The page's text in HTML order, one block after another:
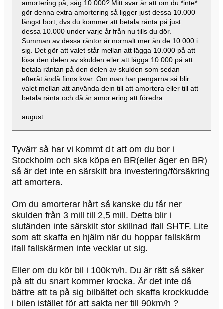
amortering på, säg 10.000? Mitt svar är att om du *inte*
gör denna extra amortering så ligger just dessa 10.000
längst bort, dvs du kommer att betala ränta på just
dessa 10.000 under varje år från nu tills du dör.
Summan av dessa räntor är normalt mer än de 10.000 i
sig. Det gör att valet står mellan att lägga 10.000 på att
lösa den delen av skulden eller att lägga 10.000 på att
betala räntan på den delen av skulden som sedan
efteråt ändå finns kvar. Om man har pengarna så blir
valet mellan att använda dem till att amortera eller till att
betala ränta och då är amortering att föredra.
august
Tyvärr så har vi kommt dit att om du bor i
Stockholm och ska köpa en BR(eller äger en BR)
så är det inte en särskilt bra investering/försäkring
att amortera.
Om du amorterar hårt så kanske du får ner
skulden från 3 mill till 2,5 mill. Detta blir i
slutänden inte särskilt stor skillnad ifall SHTF. Lite
som att skaffa en hjälm när du hoppar fallskärm
ifall fallskärmen inte vecklar ut sig.
Eller om du kör bil i 100km/h. Du är rätt så säker
på att du snart kommer krocka. Är det inte då
bättre att ta på sig bilbältet och skaffa krockkudde
i bilen istället för att sakta ner till 90km/h ?